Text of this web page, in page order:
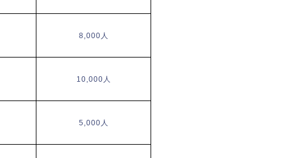
8,000人
10,000人
5,000人